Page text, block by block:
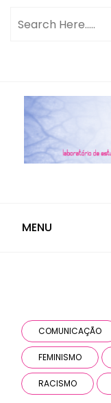
MENU
COMUNICAÇÃO
FEMINISMO
RACISMO